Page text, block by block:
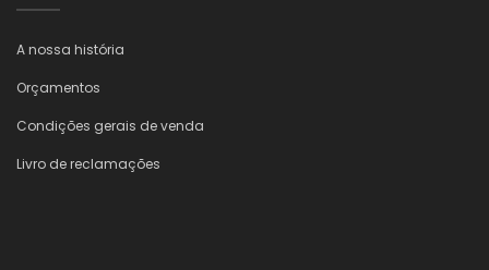
A nossa história
Orçamentos
Condições gerais de venda
Livro de reclamações